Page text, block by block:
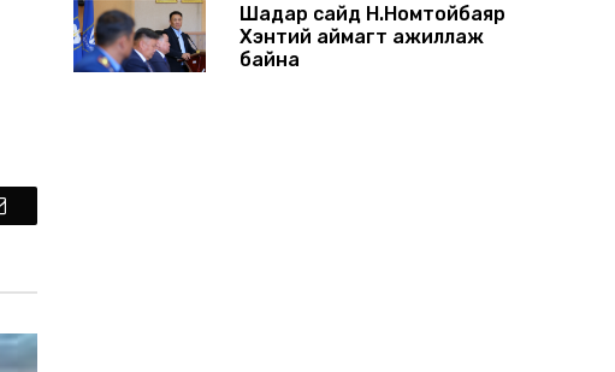
Шадар сайд Н.Номтойбаяр
Хэнтий аймагт ажиллаж
байна